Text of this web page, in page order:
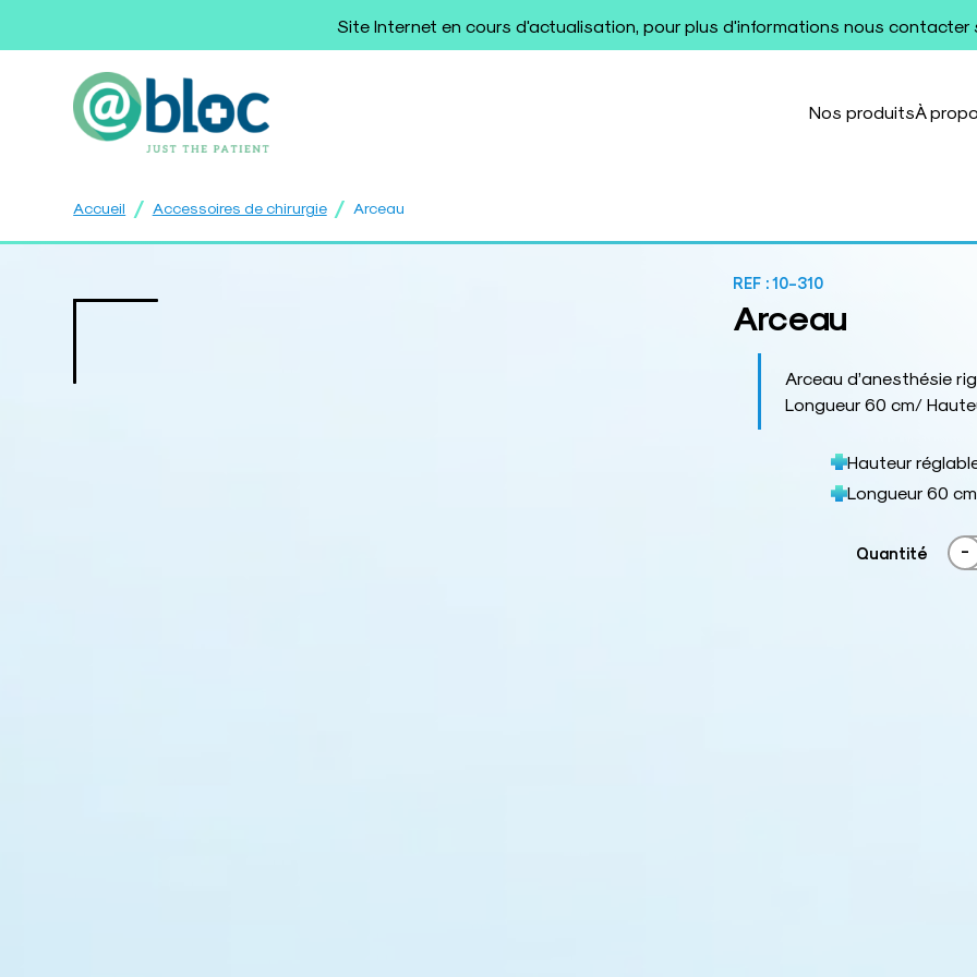
Site Internet en cours d'actualisation, pour plus d'informations nous contacter
Nos produitsÀ
Accueil / Accessoires de chirurgie / Arceau
REF :10-310
Arceau
Arceau d’anesthésie
Longueur 60 cm/
Hauteur
Longueur 60 cm
Quantité -